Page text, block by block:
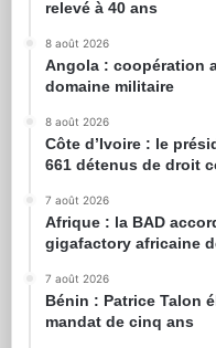
relevé à 40 ans
8 août 2026
Angola : coopération
domaine militaire
8 août 2026
Côte d’Ivoire : le
661 détenus de droit
7 août 2026
Afrique : la BAD
gigafactory africaine
7 août 2026
Bénin : Patrice Talon
mandat de cinq ans